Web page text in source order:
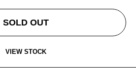
SOLD OUT
VIEW STOCK